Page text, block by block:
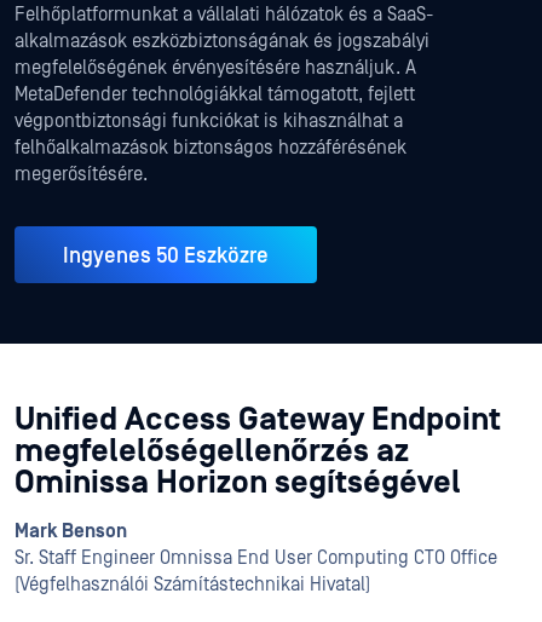
Felhőplatformunkat a vállalati hálózatok és a SaaS-
alkalmazások eszközbiztonságának és jogszabályi
megfelelőségének érvényesítésére használjuk. A
MetaDefender technológiákkal támogatott, fejlett
végpontbiztonsági funkciókat is kihasználhat a
felhőalkalmazások biztonságos hozzáférésének
megerősítésére.
Ingyenes 50 Eszközre
Unified Access Gateway Endpoint
megfelelőségellenőrzés az
Ominissa Horizon segítségével
Mark Benson
Sr. Staff Engineer Omnissa End User Computing CTO Office
(Végfelhasználói Számítástechnikai Hivatal)